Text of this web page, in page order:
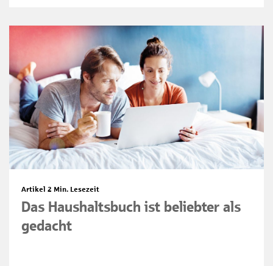
Artikel 2 Min. Lesezeit
Das Haushaltsbuch ist beliebter als
gedacht